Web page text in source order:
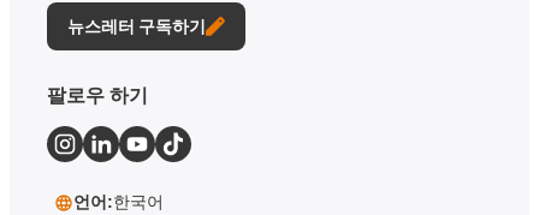
뉴스레터 구독하기
팔로우 하기
언어:한국어